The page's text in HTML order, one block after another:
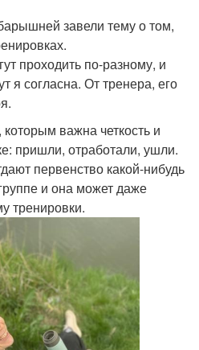
завели тему о том,
проходить по-разному, и
я согласна. От тренера, его
важна четкость и
пришли, отработали, ушли.
первенство какой-нибудь
и она может даже
тренировки.